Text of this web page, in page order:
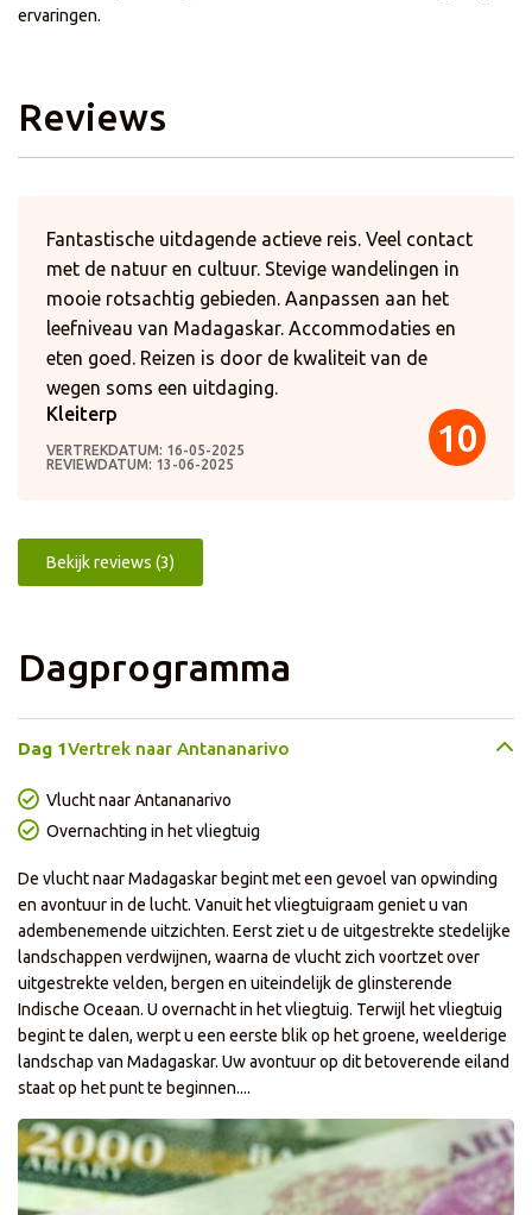
ervaringen.
Reviews
10
Fantastische uitdagende actieve reis. Veel contact
met de natuur en cultuur. Stevige wandelingen in
mooie rotsachtig gebieden. Aanpassen aan het
leefniveau van Madagaskar. Accommodaties en
eten goed. Reizen is door de kwaliteit van de
wegen soms een uitdaging.
Kleiterp
VERTREKDATUM: 16-05-2025
REVIEWDATUM: 13-06-2025
Bekijk reviews (3)
Dagprogramma
Dag 1Vertrek naar Antananarivo
Vlucht naar Antananarivo
Overnachting in het vliegtuig
De vlucht naar Madagaskar begint met een gevoel van opwinding
en avontuur in de lucht. Vanuit het vliegtuigraam geniet u van
adembenemende uitzichten. Eerst ziet u de uitgestrekte stedelijke
landschappen verdwijnen, waarna de vlucht zich voortzet over
uitgestrekte velden, bergen en uiteindelijk de glinsterende
Indische Oceaan. U overnacht in het vliegtuig. Terwijl het vliegtuig
begint te dalen, werpt u een eerste blik op het groene, weelderige
landschap van Madagaskar. Uw avontuur op dit betoverende eiland
staat op het punt te beginnen....